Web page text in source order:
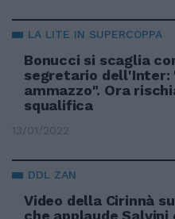
LA LITE IN SUPERCOPPA
Bonucci si scaglia
segretario dell'Inter:
ammazzo". Ora
squalifica
13/01/2022
DDL ZAN
Video della Cirinnà
che applaude Salvini